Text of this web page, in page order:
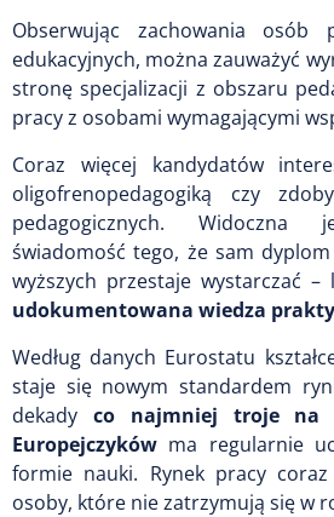
Obserwując zachowania osób
edukacyjnych, można zauważyć
stronę specjalizacji z obszaru
pracy z osobami wymagającymi
Coraz więcej kandydatów
oligofrenopedagogiką czy
pedagogicznych.
świadomość tego, że sam
wyższych przestaje wystarczać –
udokumentowana wiedza
Według danych Eurostatu
staje się nowym standardem
dekady co najmniej troje na
Europejczyków ma regularnie
formie nauki. Rynek pracy
osoby, które nie zatrzymują się w